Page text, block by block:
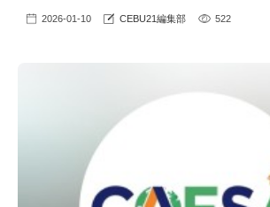
2026-01-10 CEBU21編集部 522